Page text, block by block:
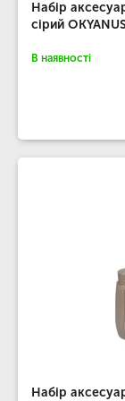
Набір
сірий
В наявності
Набір